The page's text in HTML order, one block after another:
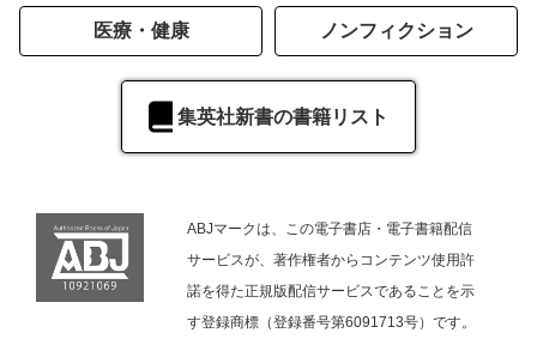
医療・健康 ノンフィクション
集英社新書の書籍リスト
ABJマークは、この電子書店・電子書籍配信
サービスが、著作権者からコンテンツ使用許
諾を得た正規版配信サービスであることを示
す登録商標（登録番号第6091713号）です。